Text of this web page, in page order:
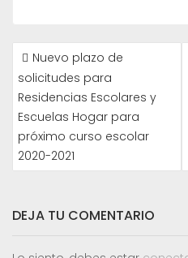
NAVEGACIÓN
DE
ENTRADAS
Nuevo plazo de
solicitudes para
Residencias Escolares y
Escuelas Hogar para
próximo curso escolar
2020-2021
DEJA TU COMENTARIO